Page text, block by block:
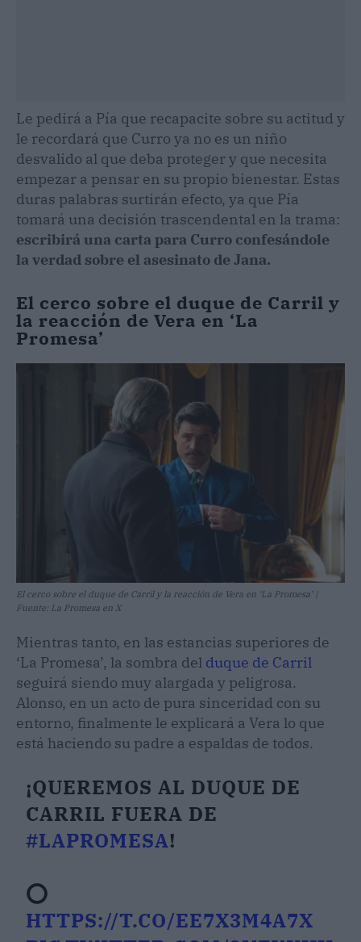
Le pedirá a Pía que recapacite sobre su actitud y
le recordará que Curro ya no es un niño
desvalido al que deba proteger y que necesita
empezar a pensar en su propio bienestar. Estas
duras palabras surtirán efecto, ya que Pía
tomará una decisión trascendental en la trama:
escribirá una carta para Curro confesándole
la verdad sobre el asesinato de Jana.
El cerco sobre el duque de Carril y
la reacción de Vera en ‘La
Promesa’
El cerco sobre el duque de Carril y la reacción de Vera en ‘La Promesa’ |
Fuente: La Promesa en X
Mientras tanto, en las estancias superiores de
‘La Promesa’, la sombra del duque de Carril
seguirá siendo muy alargada y peligrosa.
Alonso, en un acto de pura sinceridad con su
entorno, finalmente le explicará a Vera lo que
está haciendo su padre a espaldas de todos.
¡QUEREMOS AL DUQUE DE
CARRIL FUERA DE
#LAPROMESA!
⭕
HTTPS://T.CO/EE7X3M4A7X